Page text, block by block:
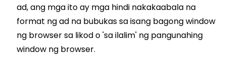
ad, ang mga ito ay mga hindi nakakaabala na
format ng ad na bubukas sa isang bagong window
ng browser sa likod o 'sa ilalim' ng pangunahing
window ng browser.